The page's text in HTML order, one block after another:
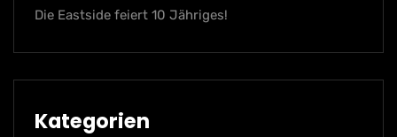
Die Eastside feiert 10 Jähriges!
Kategorien